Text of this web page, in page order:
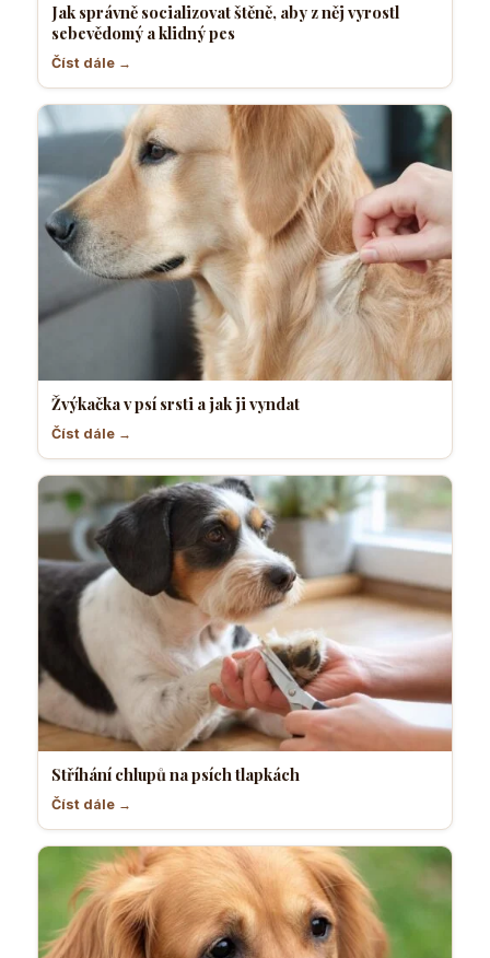
Jak správně socializovat štěně, aby z něj vyrostl
sebevědomý a klidný pes
Číst dále →
Žvýkačka v psí srsti a jak ji vyndat
Číst dále →
Stříhání chlupů na psích tlapkách
Číst dále →